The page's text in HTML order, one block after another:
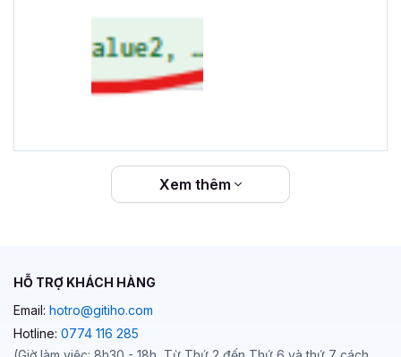
Xem thêm
HỖ TRỢ KHÁCH HÀNG
Email: hotro@gitiho.com
Hotline: 0774 116 285